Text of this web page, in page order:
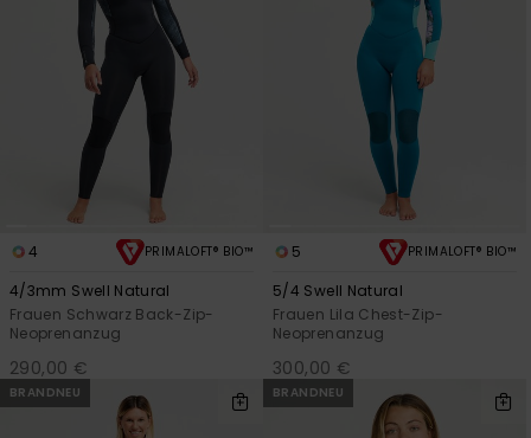
4 PRIMALOFT® BIO™
4/3mm Swell Natural
Frauen Schwarz Back-Zip-
Neoprenanzug
290,00 €
5 PRIMALOFT® BIO™
5/4 Swell Natural
Frauen Lila Chest-Zip-
Neoprenanzug
300,00 €
BRANDNEU BRANDNEU